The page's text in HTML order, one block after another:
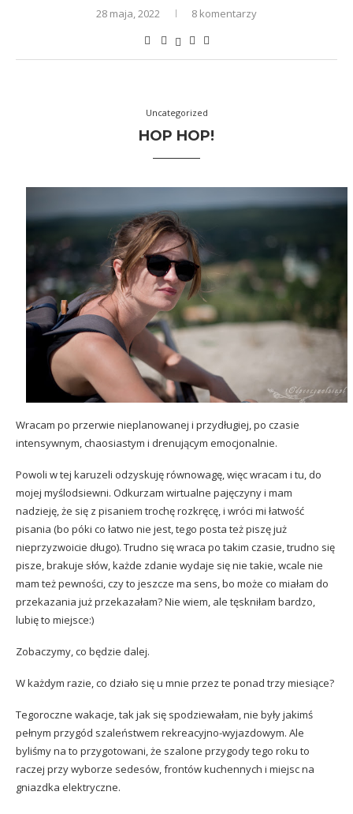
28 maja, 2022 8 komentarzy
Uncategorized
HOP HOP!
Wracam po przerwie nieplanowanej i przydługiej, po czasie
intensywnym, chaosiastym i drenującym emocjonalnie.
Powoli w tej karuzeli odzyskuję równowagę, więc wracam i tu, do
mojej myślodsiewni. Odkurzam wirtualne pajęczyny i mam
nadzieję, że się z pisaniem trochę rozkręcę, i wróci mi łatwość
pisania (bo póki co łatwo nie jest, tego posta też piszę już
nieprzyzwoicie długo). Trudno się wraca po takim czasie, trudno się
pisze, brakuje słów, każde zdanie wydaje się nie takie, wcale nie
mam też pewności, czy to jeszcze ma sens, bo może co miałam do
przekazania już przekazałam? Nie wiem, ale tęskniłam bardzo,
lubię to miejsce:)
Zobaczymy, co będzie dalej.
W każdym razie, co działo się u mnie przez te ponad trzy miesiące?
Tegoroczne wakacje, tak jak się spodziewałam, nie były jakimś
pełnym przygód szaleństwem rekreacyjno-wyjazdowym. Ale
byliśmy na to przygotowani, że szalone przygody tego roku to
raczej przy wyborze sedesów, frontów kuchennych i miejsc na
gniazdka elektryczne.